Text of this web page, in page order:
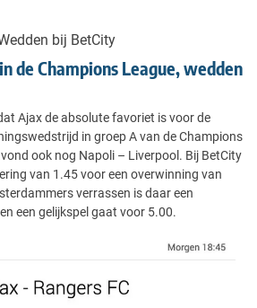
bij BetCity
de Champions League, wedden
Ajax de absolute favoriet is voor de
in groep A van de Champions
ook nog Napoli – Liverpool. Bij BetCity
van 1.45 voor een overwinning van
verrassen is daar een
een gelijkspel gaat voor 5.00.